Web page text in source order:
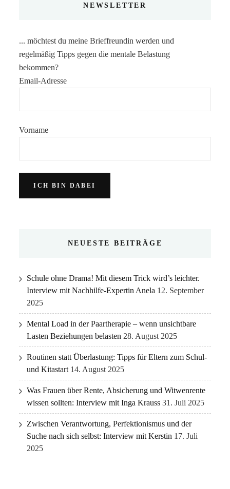
NEWSLETTER
... möchtest du meine Brieffreundin werden und
regelmäßig Tipps gegen die mentale Belastung
bekommen?
Email-Adresse
Vorname
NEUESTE BEITRÄGE
Schule ohne Drama! Mit diesem Trick wird’s leichter.
Interview mit Nachhilfe-Expertin Anela 12. September
2025
Mental Load in der Paartherapie – wenn unsichtbare
Lasten Beziehungen belasten 28. August 2025
Routinen statt Überlastung: Tipps für Eltern zum Schul-
und Kitastart 14. August 2025
Was Frauen über Rente, Absicherung und Witwenrente
wissen sollten: Interview mit Inga Krauss 31. Juli 2025
Zwischen Verantwortung, Perfektionismus und der
Suche nach sich selbst: Interview mit Kerstin 17. Juli
2025